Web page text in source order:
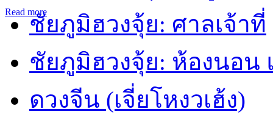
Read moreชัยภูมิฮวงจุ้ย: ศาลเจ้าที่
ชัยภูมิฮวงจุ้ย: ห้องนอน
ดวงจีน (เจี่ยโหงวเฮ้ง)